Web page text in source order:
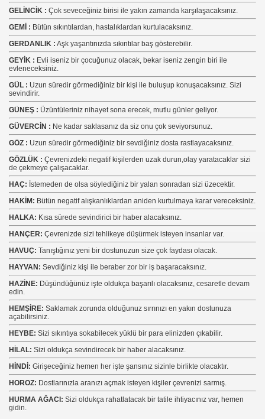
GELİNCİK : Çok seveceğiniz birisi ile yakın zamanda karşılaşacaksınız.
GEMİ : Bütün sıkıntılardan, hastalıklardan kurtulacaksınız.
GERDANLIK : Aşk yaşantınızda sıkıntılar baş gösterebilir.
GEYİK : Evli iseniz bir çocuğunuz olacak, bekar iseniz zengin biri ile
evleneceksiniz.
GÜL : Uzun süredir görmediğiniz bir kişi ile buluşup konuşacaksınız. Sizi
sevindirir.
GÜNEŞ : Üzüntüleriniz nihayet sona erecek, mutlu günler geliyor.
GÜVERCİN : Ne kadar saklasanız da siz onu çok seviyorsunuz.
GÖZ : Uzun süredir görmediğiniz bir sevdiğiniz dosta rastlayacaksınız.
GÖZLÜK : Çevrenizdeki negatif kişilerden uzak durun,olay yaratacaklar sizi
de çekmeye çalışacaklar.
HAÇ: İstemeden de olsa söylediğiniz bir yalan sonradan sizi üzecektir.
HAKİM: Bütün negatif alışkanlıklardan aniden kurtulmaya karar vereceksiniz.
HALKA: Kısa sürede sevindirici bir haber alacaksınız.
HANÇER: Çevrenizde sizi tehlikeye düşürmek isteyen insanlar var.
HAVUÇ: Tanıştığınız yeni bir dostunuzun size çok faydası olacak.
HAYVAN: Sevdiğiniz kişi ile beraber zor bir iş başaracaksınız.
HAZİNE: Düşündüğünüz işte oldukça başarılı olacaksınız, cesaretle devam
edin.
HEMŞİRE: Saklamak zorunda olduğunuz sırrınızı en yakın dostunuza
açabilirsiniz.
HEYBE: Sizi sıkıntıya sokabilecek yüklü bir para elinizden çıkabilir.
HİLAL: Sizi oldukça sevindirecek bir haber alacaksınız.
HİNDİ: Girişeceğiniz hemen her işte şansınız sizinle birlikte olacaktır.
HOROZ: Dostlarınızla aranızı açmak isteyen kişiler çevrenizi sarmış.
HURMA AĞACI: Sizi oldukça rahatlatacak bir tatile ihtiyacınız var, hemen
gidin.